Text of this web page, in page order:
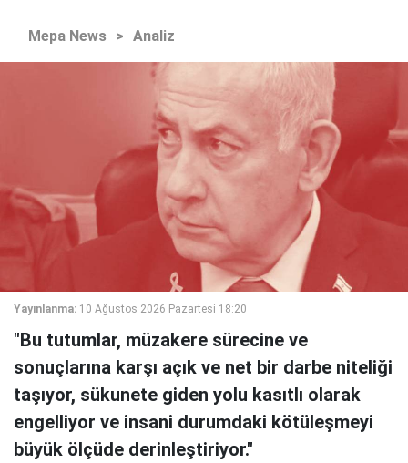
Mepa News > Analiz
Yayınlanma: 10 Ağustos 2026 Pazartesi 18:20
"Bu tutumlar, müzakere sürecine ve
sonuçlarına karşı açık ve net bir darbe niteliği
taşıyor, sükunete giden yolu kasıtlı olarak
engelliyor ve insani durumdaki kötüleşmeyi
büyük ölçüde derinleştiriyor."